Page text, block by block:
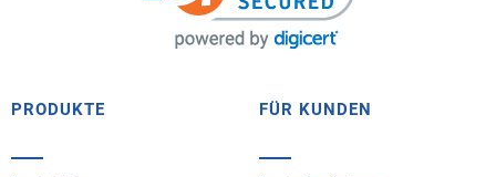
PRODUKTE FÜR KUNDEN